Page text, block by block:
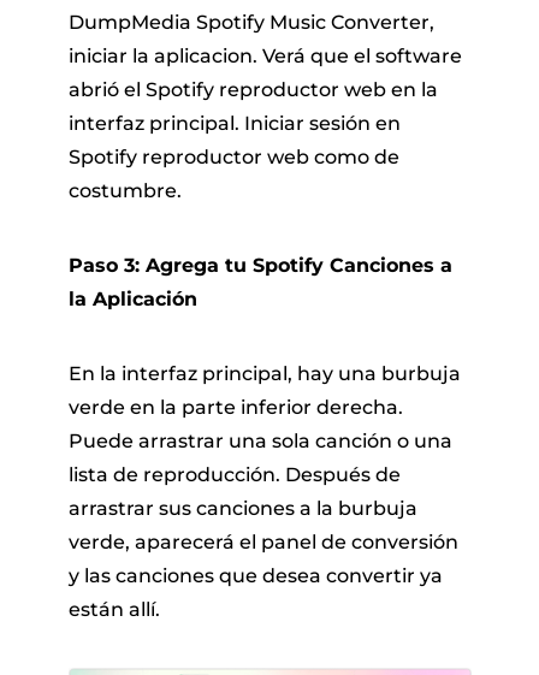
DumpMedia Spotify Music Converter,
iniciar la aplicacion. Verá que el software
abrió el Spotify reproductor web en la
interfaz principal. Iniciar sesión en
Spotify reproductor web como de
costumbre.
Paso 3: Agrega tu Spotify Canciones a
la Aplicación
En la interfaz principal, hay una burbuja
verde en la parte inferior derecha.
Puede arrastrar una sola canción o una
lista de reproducción. Después de
arrastrar sus canciones a la burbuja
verde, aparecerá el panel de conversión
y las canciones que desea convertir ya
están allí.